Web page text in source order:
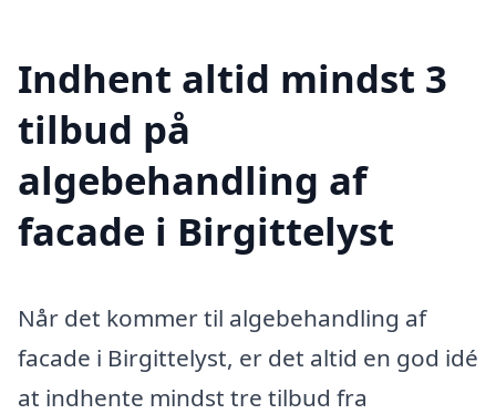
Indhent altid mindst 3
tilbud på
algebehandling af
facade i Birgittelyst
Når det kommer til algebehandling af
facade i Birgittelyst, er det altid en god idé
at indhente mindst tre tilbud fra